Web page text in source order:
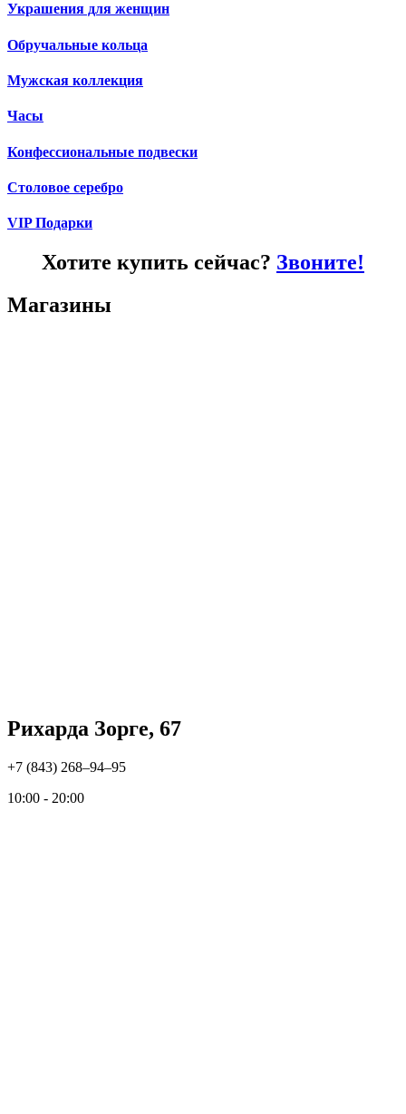
Украшения для женщин
Обручальные кольца
Мужская коллекция
Часы
Конфессиональные подвески
Столовое серебро
VIP Подарки
Хотите купить сейчас? Звоните!
Магазины
Рихарда Зорге, 67
+7 (843) 268‒94‒95
10:00 - 20:00